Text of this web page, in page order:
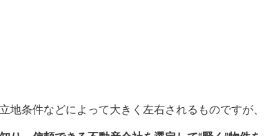
地条件などによって大きく左右されるものですが、